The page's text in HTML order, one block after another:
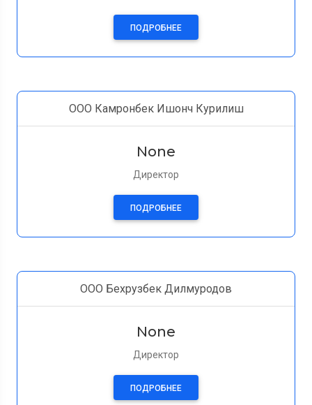
ПОДРОБНЕЕ
ООО Камронбек Ишонч Курилиш
None
Директор
ПОДРОБНЕЕ
ООО Бехрузбек Дилмуродов
None
Директор
ПОДРОБНЕЕ